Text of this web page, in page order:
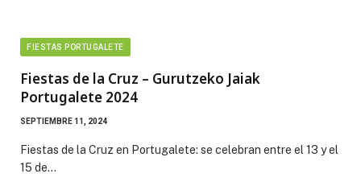
FIESTAS PORTUGALETE
Fiestas de la Cruz – Gurutzeko Jaiak
Portugalete 2024
SEPTIEMBRE 11, 2024
Fiestas de la Cruz en Portugalete: se celebran entre el 13 y el
15 de…